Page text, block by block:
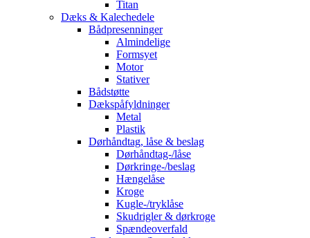
Titan
Dæks & Kalechedele
Bådpresenninger
Almindelige
Formsyet
Motor
Stativer
Bådstøtte
Dækspåfyldninger
Metal
Plastik
Dørhåndtag, låse & beslag
Dørhåndtag-/låse
Dørkringe-/beslag
Hængelåse
Kroge
Kugle-/tryklåse
Skudrigler & dørkroge
Spændeoverfald